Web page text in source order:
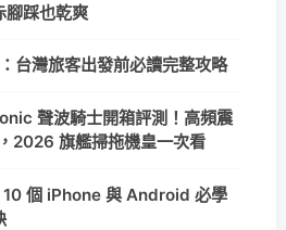
腳踩也乾爽
台灣旅客出發前必讀完整攻略
聲波騎士開箱評測！高頻震
2026 旗艦掃拖機皇一次看
個 iPhone 與 Android 必學